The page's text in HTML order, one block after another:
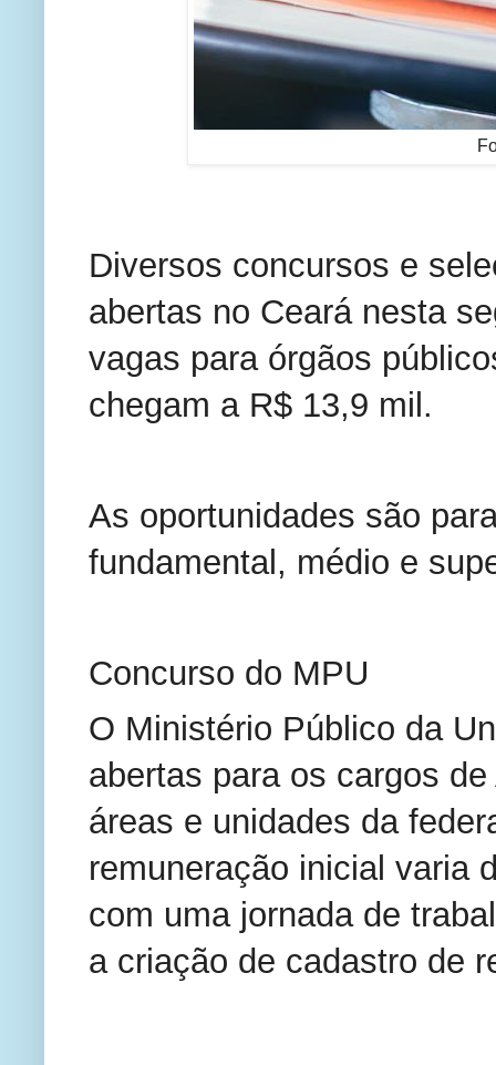
Diversos concursos e
abertas no Ceará nesta
vagas para órgãos
chegam a R$ 13,9 mil.
As oportunidades são
fundamental, médio e
Concurso do MPU
O Ministério Público da
abertas para os cargos
áreas e unidades da
remuneração inicial varia
com uma jornada de
a criação de cadastro de